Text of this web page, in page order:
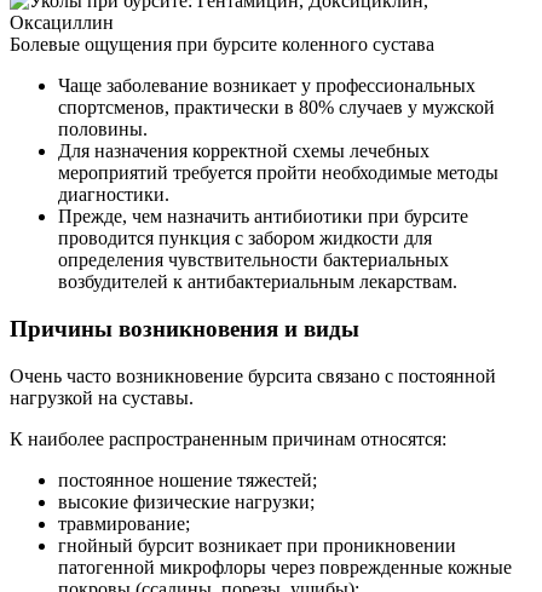
Болевые ощущения при бурсите коленного сустава
Чаще заболевание возникает у профессиональных
спортсменов, практически в 80% случаев у мужской
половины.
Для назначения корректной схемы лечебных
мероприятий требуется пройти необходимые методы
диагностики.
Прежде, чем назначить антибиотики при бурсите
проводится пункция с забором жидкости для
определения чувствительности бактериальных
возбудителей к антибактериальным лекарствам.
Причины возникновения и виды
Очень часто возникновение бурсита связано с постоянной
нагрузкой на суставы.
К наиболее распространенным причинам относятся:
постоянное ношение тяжестей;
высокие физические нагрузки;
травмирование;
гнойный бурсит возникает при проникновении
патогенной микрофлоры через поврежденные кожные